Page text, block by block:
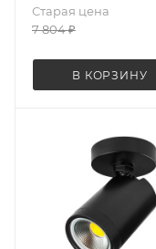
Старая цена
7 804₽
В КОРЗИНУ